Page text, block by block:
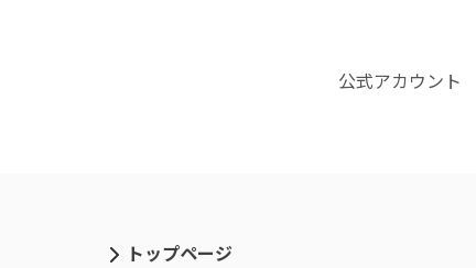
公式アカウント
トップページ